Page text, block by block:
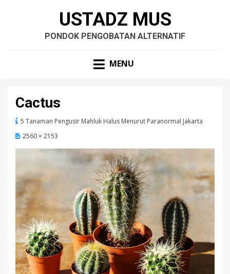
USTADZ MUS
PONDOK PENGOBATAN ALTERNATIF
MENU
Cactus
5 Tanaman Pengusir Mahluk Halus Menurut Paranormal Jakarta
2560 × 2153